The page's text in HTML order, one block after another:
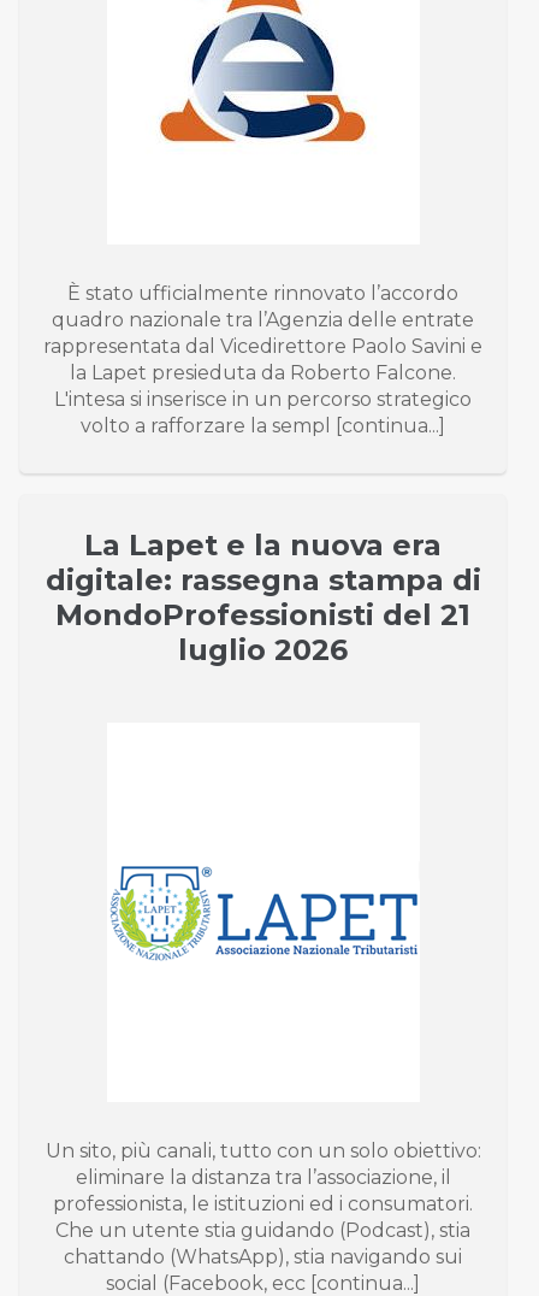
È stato ufficialmente rinnovato l’accordo
quadro nazionale tra l’Agenzia delle entrate
rappresentata dal Vicedirettore Paolo Savini e
la Lapet presieduta da Roberto Falcone.
L'intesa si inserisce in un percorso strategico
volto a rafforzare la sempl [continua...]
La Lapet e la nuova era
digitale: rassegna stampa di
MondoProfessionisti del 21
luglio 2026
Un sito, più canali, tutto con un solo obiettivo:
eliminare la distanza tra l’associazione, il
professionista, le istituzioni ed i consumatori.
Che un utente stia guidando (Podcast), stia
chattando (WhatsApp), stia navigando sui
social (Facebook, ecc [continua...]